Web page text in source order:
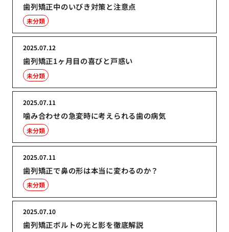
歯列矯正中のいびき対策と注意点
未分類
歯列矯正1ヶ月目の喜びと戸惑い
2025.07.12
未分類
噛み合わせの急変時に考えられる歯の病気
2025.07.11
未分類
歯列矯正で鼻の形は本当に変わるのか？
2025.07.11
未分類
歯列矯正ボルトの光と影を徹底解説
2025.07.10